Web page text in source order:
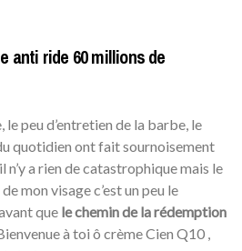
anti ride 60 millions de
peu d’entretien de la barbe, le
quotidien ont fait sournoisement
n’y a rien de catastrophique mais le
mon visage c’est un peu le
que le chemin de la rédemption
à toi ô crème Cien Q10 ,